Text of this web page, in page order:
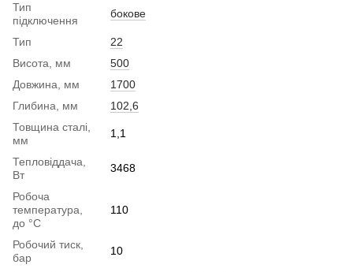
Тип
підключення
бокове
Тип
22
Висота, мм
500
Довжина, мм
1700
Глибина, мм
102,6
Товщина сталі,
мм
1,1
Тепловіддача,
Вт
3468
Робоча
температура,
до °С
110
Робочий тиск,
бар
10